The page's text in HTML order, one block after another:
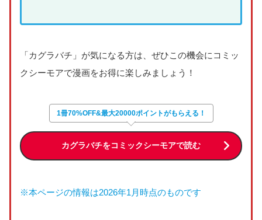
「カグラバチ」が気になる方は、ぜひこの機会にコミッ
クシーモアで漫画をお得に楽しみましょう！
1冊70%OFF&最大20000ポイントがもらえる！
カグラバチをコミックシーモアで読む
※本ページの情報は2026年1月時点のものです